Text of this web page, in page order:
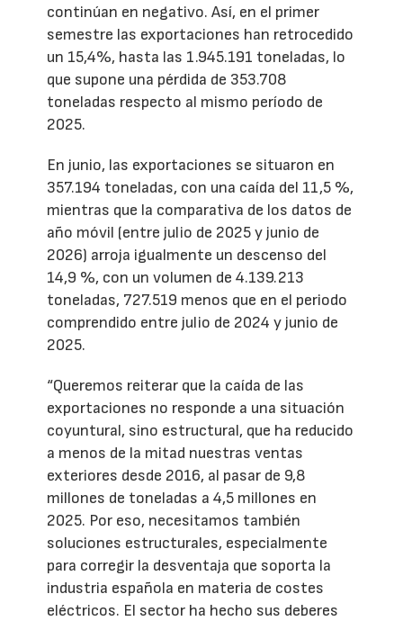
continúan en negativo. Así, en el primer
semestre las exportaciones han retrocedido
un 15,4%, hasta las 1.945.191 toneladas, lo
que supone una pérdida de 353.708
toneladas respecto al mismo período de
2025.
En junio, las exportaciones se situaron en
357.194 toneladas, con una caída del 11,5 %,
mientras que la comparativa de los datos de
año móvil (entre julio de 2025 y junio de
2026) arroja igualmente un descenso del
14,9 %, con un volumen de 4.139.213
toneladas, 727.519 menos que en el periodo
comprendido entre julio de 2024 y junio de
2025.
“Queremos reiterar que la caída de las
exportaciones no responde a una situación
coyuntural, sino estructural, que ha reducido
a menos de la mitad nuestras ventas
exteriores desde 2016, al pasar de 9,8
millones de toneladas a 4,5 millones en
2025. Por eso, necesitamos también
soluciones estructurales, especialmente
para corregir la desventaja que soporta la
industria española en materia de costes
eléctricos. El sector ha hecho sus deberes